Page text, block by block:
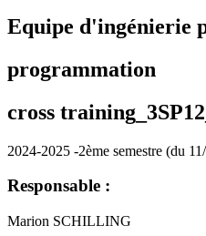
Equipe d'ingénierie
programmation
cross
2024-2025 -2ème semestre (du
Responsable :
Marion SCHILLING